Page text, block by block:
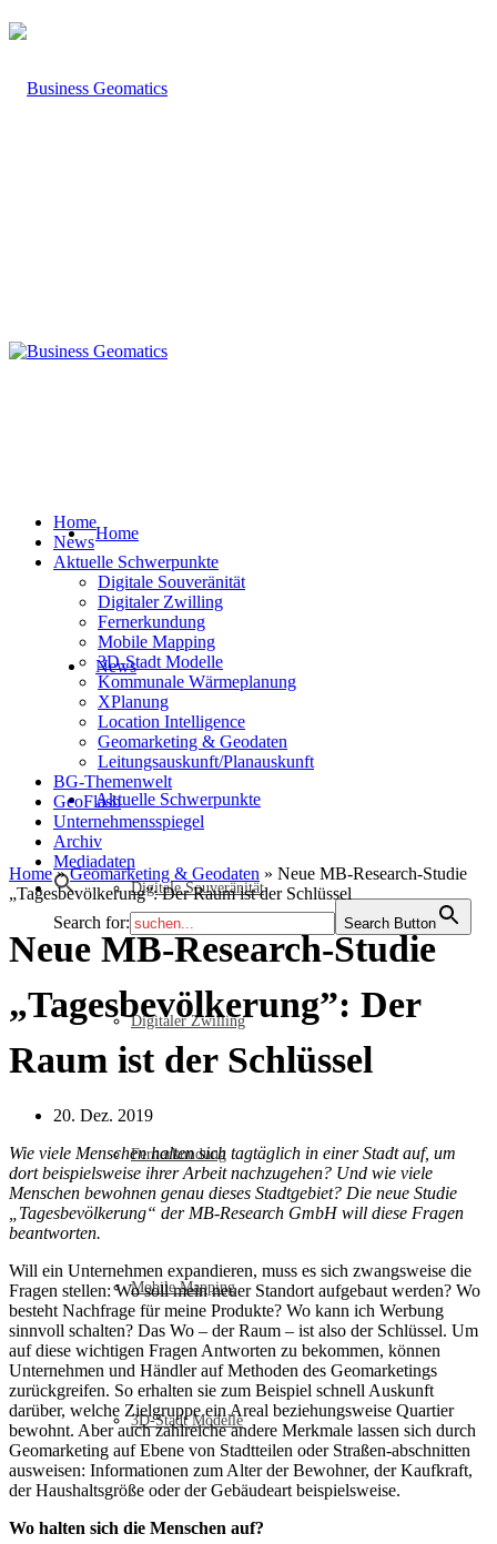
Home
News
Aktuelle Schwerpunkte
Digitale Souveränität
Digitaler Zwilling
Fernerkundung
Mobile Mapping
3D-Stadt Modelle
Home
News
Aktuelle Schwerpunkte
Digitale Souveränität
Digitaler Zwilling
Fernerkundung
Mobile Mapping
3D-Stadt Modelle
Kommunale Wärmeplanung
XPlanung
Location Intelligence
Geomarketing & Geodaten
Leitungsauskunft/Planauskunft
BG-Themenwelt
GeoFlash
Unternehmensspiegel
Archiv
Mediadaten
Search for: Search Button
Home»Geomarketing & Geodaten » Neue MB-Research-Studie
„Tagesbevölkerung”: Der Raum ist der Schlüssel
Neue MB-Research-Studie
„Tagesbevölkerung”: Der
Raum ist der Schlüssel
20. Dez. 2019
Wie viele Menschen halten sich tagtäglich in einer Stadt auf, um
dort beispielsweise ihrer Arbeit nachzugehen? Und wie viele
Menschen bewohnen genau dieses Stadtgebiet? Die neue Studie
„Tagesbevölkerung“ der MB-Research GmbH will diese Fragen
beantworten.
Will ein Unternehmen expandieren, muss es sich zwangsweise die
Fragen stellen: Wo soll mein neuer Standort aufgebaut werden? Wo
besteht Nachfrage für meine Produkte? Wo kann ich Werbung
sinnvoll schalten? Das Wo – der Raum – ist also der Schlüssel. Um
auf diese wichtigen Fragen Antworten zu bekommen, können
Unternehmen und Händler auf Methoden des Geomarketings
zurückgreifen. So erhalten sie zum Beispiel schnell Auskunft
darüber, welche Zielgruppe ein Areal beziehungsweise Quartier
bewohnt. Aber auch zahlreiche andere Merkmale lassen sich durch
Geomarketing auf Ebene von Stadtteilen oder Straßen-abschnitten
ausweisen: Informationen zum Alter der Bewohner, der Kaufkraft,
der Haushaltsgröße oder der Gebäudeart beispielsweise.
Wo halten sich die Menschen auf?